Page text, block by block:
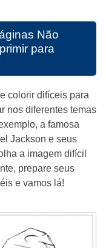
Não
para
colorir difíceis para
nos diferentes temas
a famosa
Jackson e seus
a imagem difícil
prepare seus
e vamos lá!